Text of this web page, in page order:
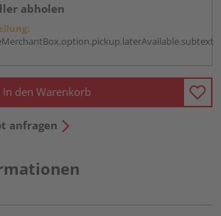
abholen
In den Warenkorb
anfragen